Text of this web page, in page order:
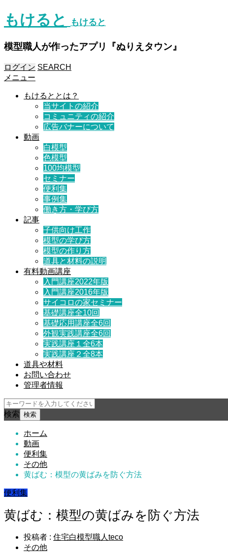
もけると もけると
模型職人が作ったアプリ『ぬりえタウン』
ログイン SEARCH
メニュー
もけるととは？
当サイトの紹介
コミュニティの紹介
広告バナーについて
動画
白模型
色模型
100均模型
セミナー
便利集
事例集
働き方・学び方
記事
子供向け工作
模型の学び方
模型の作り方
道具と材料の説明
有料動画講座
入門講座2022年版
入門講座2016年版
サイコロの家セミナー
基礎講座全10回
基礎応用講座全6回
外観実践講座全6回
実践講座１全6本
実践講座２全8本
道具や材料
お問い合わせ
管理者情報
検索
ホーム
動画
便利集
その他
黄ばむ：模型の黄ばみを防ぐ方法
便利集
黄ばむ：模型の黄ばみを防ぐ方法
投稿者 : 住宅白模型職人teco
その他